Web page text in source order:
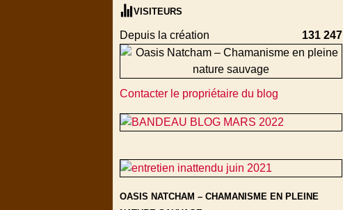
VISITEURS
Depuis la création 131 247
Contacter le propriétaire du blog
OASIS NATCHAM – CHAMANISME EN PLEINE